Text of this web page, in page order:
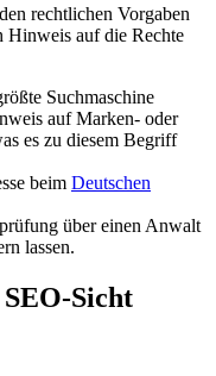
rechtlichen Vorgaben
Hinweis auf die Rechte
Suchmaschine
auf Marken- oder
es zu diesem Begriff
beim Deutschen
über einen Anwalt
lassen.
Sicht